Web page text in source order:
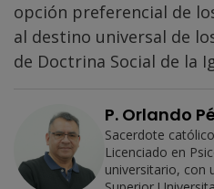
opción preferencial de
al destino universal de
de Doctrina Social de la
P. Orlando
Sacerdote
Licenciado en
universitario, con